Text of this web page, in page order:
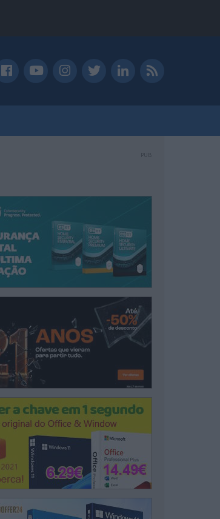
PUB